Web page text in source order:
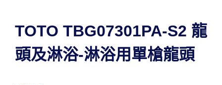
TOTO TBG07301PA-S2 龍
頭及淋浴-淋浴用單槍龍頭